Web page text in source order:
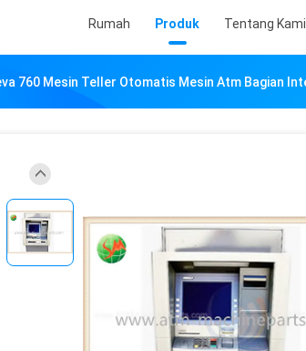
Rumah Produk Tentang Kami
760 Mesin Teller Otomatis Mesin Atm Bagian